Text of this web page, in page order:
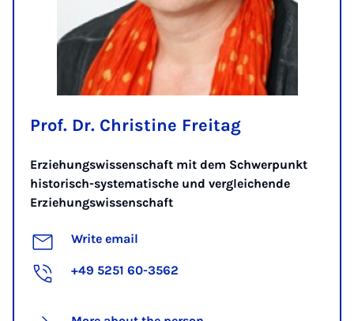
Prof. Dr. Christine Freitag
Erziehungswissenschaft mit dem Schwerpunkt
historisch-systematische und vergleichende
Erziehungswissenschaft
Write email
+49 5251 60-3562